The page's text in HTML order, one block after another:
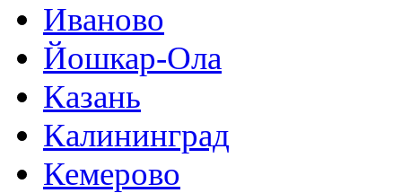
Иваново
Йошкар-Ола
Казань
Калининград
Кемерово